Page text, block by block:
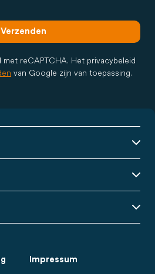
Verzenden
reCAPTCHA. Het privacybeleid
van Google zijn van toepassing.
Impressum